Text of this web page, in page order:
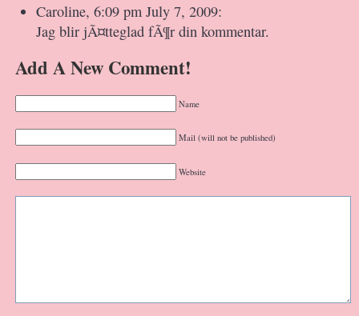
Caroline, 6:09 pm July 7, 2009:
Jag blir jÃ¤tteglad fÃ¶r din kommentar.
Add A New Comment!
Name
Mail (will not be published)
Website